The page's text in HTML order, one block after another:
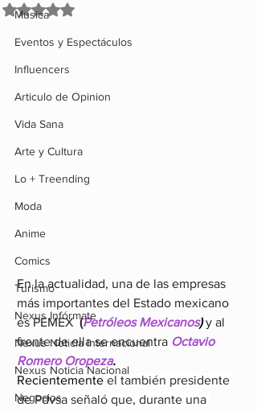
Musica
Eventos y Espectáculos
Influencers
Articulo de Opinion
Vida Sana
Arte y Cultura
Lo + Treending
Moda
Anime
Comics
Turismo
Nexus Infórmate
Nexus Noticia Internacional
Nexus Noticia Nacional
Negocios
Obtuvo NaN de 5 estrellas.
En la actualidad, una de las empresas
más importantes del Estado mexicano
es PEMEX (Petróleos Mexicanos) y al
frente de ella se encuentra Octavio
Romero Oropeza.
Recientemente el también presidente
de Pdvsa señaló que, durante una